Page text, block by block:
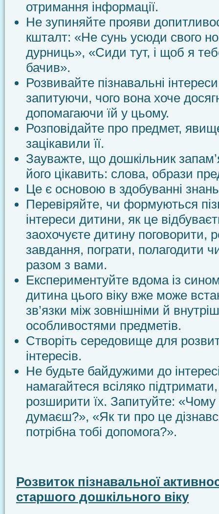
отримання інформації.
Не зупиняйте прояви
кшталт: «Не сунь усюди свого
дурниць», «Сиди тут, і щоб я
бачив».
Розвивайте пізнавальні
запитуючи, чого вона хоче
допомагаючи їй у цьому.
Розповідайте про предмет,
зацікавили її.
Зауважте, що дошкільник
його цікавить: слова, образи
Це є основою в здобуванні
Перевіряйте, чи формуються
інтереси дитини, як це
заохочуєте дитину поговорити,
завдання, пограти, полагодити
разом з вами.
Експериментуйте вдома із
дитина цього віку вже може
зв’язки між зовнішніми й
особливостями предметів.
Створіть середовище для
інтересів.
Не будьте байдужими до
намагайтеся всіляко
розширити їх. Запитуйте: «Чому
думаєш?», «Як ти про це
потрібна тобі допомога?».
Розвиток пізнавальної
старшого дошкільного віку